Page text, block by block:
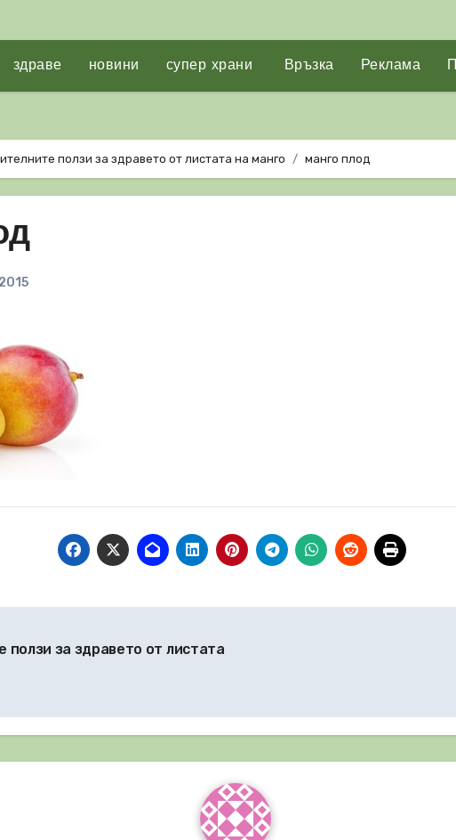
здраве новини супер храни Връзка Реклама
ползи за здравето от листата на манго манго плод
ползи за здравето от листата